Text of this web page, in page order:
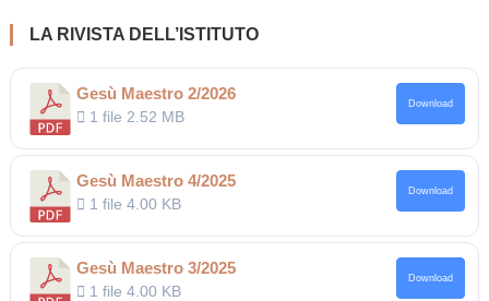
LA RIVISTA DELL’ISTITUTO
Gesù Maestro 2/2026
1 file 2.52 MB
Download
Gesù Maestro 4/2025
1 file4.00 KB
Download
Gesù Maestro 3/2025
1 file4.00 KB
Download